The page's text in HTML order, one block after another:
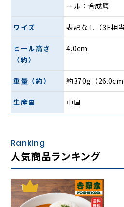
地面より高さ4cm×4時間の防水設
ール：合成底
ワイズ 表記なし（3E相当
ヒール高さ
（約）
4.0cm
重量（約） 約370g（26.0cm
生産国 中国
Ranking
人気商品ランキング
1